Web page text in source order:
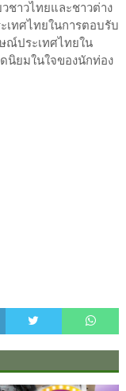
ชาวไทยและชาวต่าง
เทศไทยในการตอบรับ
ณ์ประเทศไทยใน
นิยมในใจของนักท่อง